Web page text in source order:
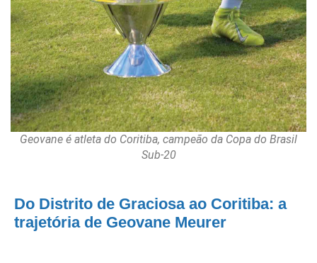
Geovane é atleta do Coritiba, campeão da Copa do Brasil
Sub-20
Do Distrito de Graciosa ao Coritiba: a
trajetória de Geovane Meurer